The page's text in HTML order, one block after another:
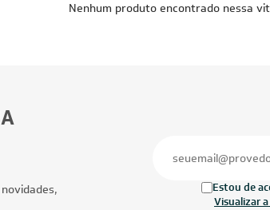
Nenhum produto encontrado nessa
Estou de
Visualizar